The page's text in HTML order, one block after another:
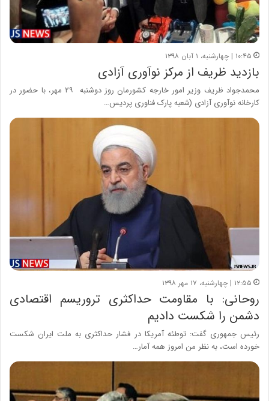
۱۰:۴۵ | چهارشنبه، ۱ آبان ۱۳۹۸
بازدید ظریف از مرکز نوآوری آزادی
محمدجواد ظریف وزیر امور خارجه کشورمان روز دوشنبه ۲۹ مهر، با حضور در
کارخانه نوآوری آزادی (شعبه پارک فناوری پردیس…
۱۲:۵۵ | چهارشنبه، ۱۷ مهر ۱۳۹۸
روحانی: با مقاومت حداکثری تروریسم اقتصادی
دشمن را شکست دادیم
رئیس جمهوری گفت: توطئه آمریکا در فشار حداکثری به ملت ایران شکست
خورده است، به نظر من امروز همه آمار…